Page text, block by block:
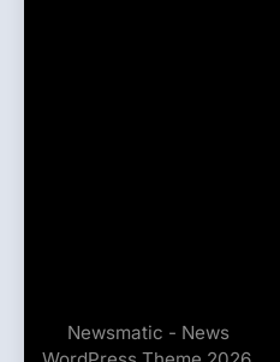
Newsmatic - News